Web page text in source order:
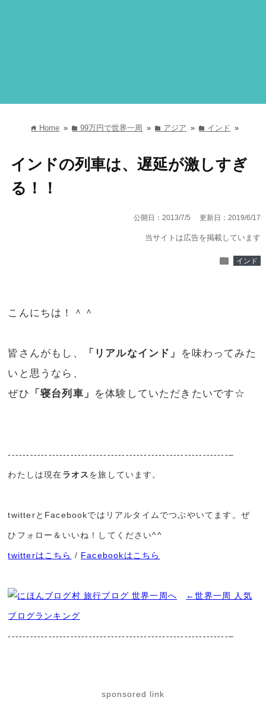
home Home » folder99万円で世界一周 » folder アジア » folder インド »
インドの列車は、遅延が激しすぎ
る！！
公開日：2013/7/5 更新日：2019/6/17
当サイトは広告を掲載しています
folder インド
こんにちは！＾＾
皆さんがもし、 「リアルなインド」
を味わってみた
いと思うなら、
ぜひ 「寝台列車」 を体験していただきたいです☆
------------------------------------------------------------–
わたしは現在 ラオス を旅しています。
twitterとFacebookではリアルタイムでつぶやいてます。ぜ
ひフォロー＆いいね！してください^^
twitterはこちら / Facebookはこちら
←世界一周 人気
ブログランキング
------------------------------------------------------------–
sponsored link